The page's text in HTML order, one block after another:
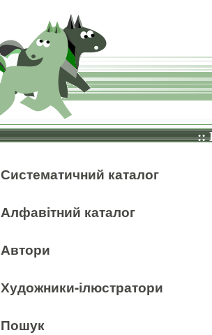
::
Систематичний каталог
Алфавітний каталог
Автори
Художники-ілюстратори
Пошук